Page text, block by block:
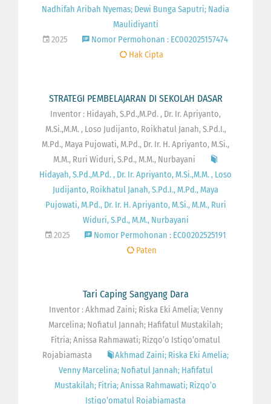
Nadhifah Aribah Nyemas; Dewi Bunga Saputri; Nadia
Maulidiyanti
2025
Nomor Permohonan : EC002025157474
Hak Cipta
STRATEGI PEMBELAJARAN DI SEKOLAH DASAR
Inventor : Hidayah, S.Pd.,M.Pd. , Dr. Ir. Apriyanto,
M.Si.,M.M. , Loso Judijanto, Roikhatul Janah, S.Pd.I.,
M.Pd., Maya Pujowati, M.Pd., Dr. Ir. H. Apriyanto, M.Si.,
M.M., Ruri Widuri, S.Pd., M.M., Nurbayani
Hidayah, S.Pd.,M.Pd. , Dr. Ir. Apriyanto, M.Si.,M.M. , Loso
Judijanto, Roikhatul Janah, S.Pd.I., M.Pd., Maya
Pujowati, M.Pd., Dr. Ir. H. Apriyanto, M.Si., M.M., Ruri
Widuri, S.Pd., M.M., Nurbayani
2025
Nomor Permohonan : EC00202525191
Paten
Tari Caping Sangyang Dara
Inventor : Akhmad Zaini; Riska Eki Amelia; Venny
Marcelina; Nofiatul Jannah; Hafifatul Mustakilah;
Fitria; Anissa Rahmawati; Rizqo’o Istiqo’omatul
Rojabiamasta
Akhmad Zaini; Riska Eki Amelia;
Venny Marcelina; Nofiatul Jannah; Hafifatul
Mustakilah; Fitria; Anissa Rahmawati; Rizqo’o
Istiqo’omatul Rojabiamasta